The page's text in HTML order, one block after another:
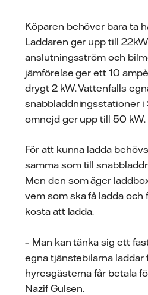
Köparen behöver bara ta
Laddaren ger upp till
anslutningsström och
jämförelse ger ett 10
drygt 2 kW. Vattenfalls
snabbladdningsstationer i
omnejd ger upp till 50 kW.
För att kunna ladda
samma som till
Men den som äger
vem som ska få ladda och
kosta att ladda.
– Man kan tänka sig ett
egna tjänstebilarna laddar
hyresgästerna får betala
Nazif Gulsen.